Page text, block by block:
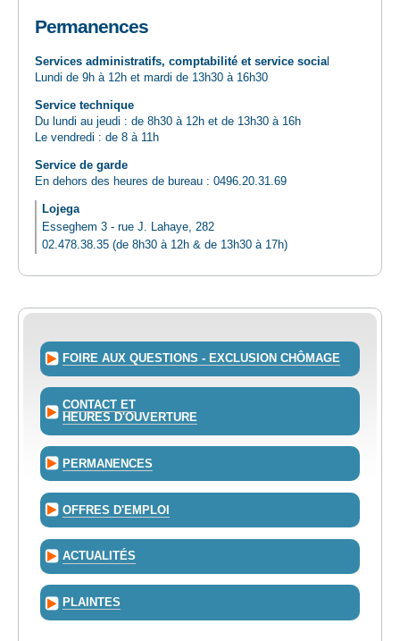
Permanences
Services administratifs, comptabilité et service social
Lundi de 9h à 12h et mardi de 13h30 à 16h30
Service technique
Du lundi au jeudi : de 8h30 à 12h et de 13h30 à 16h
Le vendredi : de 8 à 11h
Service de garde
En dehors des heures de bureau : 0496.20.31.69
Lojega
Esseghem 3 - rue J. Lahaye, 282
02.478.38.35 (de 8h30 à 12h & de 13h30 à 17h)
FOIRE AUX QUESTIONS - EXCLUSION CHÔMAGE
CONTACT ET
HEURES D'OUVERTURE
PERMANENCES
OFFRES D'EMPLOI
ACTUALITÉS
PLAINTES